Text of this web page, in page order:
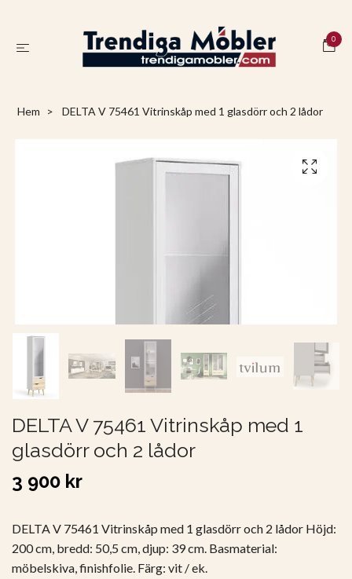
0
Hem DELTA V 75461 Vitrinskåp med 1 glasdörr och 2 lådor
DELTA V 75461 Vitrinskåp med 1
glasdörr och 2 lådor
3 900 kr
DELTA V 75461 Vitrinskåp med 1 glasdörr och 2 lådor Höjd:
200 cm, bredd: 50,5 cm, djup: 39 cm. Basmaterial:
möbelskiva, finishfolie. Färg: vit / ek.